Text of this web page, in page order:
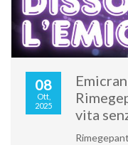
08
Ott,
2025
vita